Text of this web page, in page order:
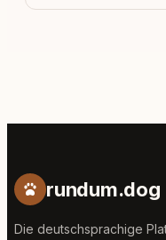
rundum.dog
Die deutschsprachige